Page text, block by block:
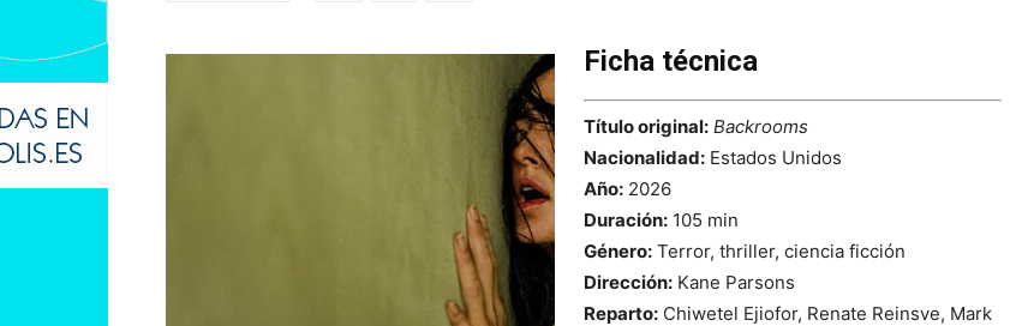
Ficha técnica
Título original: Backrooms
Nacionalidad: Estados Unidos
Año: 2026
Duración: 105 min
Género: Terror, thriller, ciencia ficción
Dirección: Kane Parsons
Reparto: Chiwetel Ejiofor, Renate Reinsve, Mark